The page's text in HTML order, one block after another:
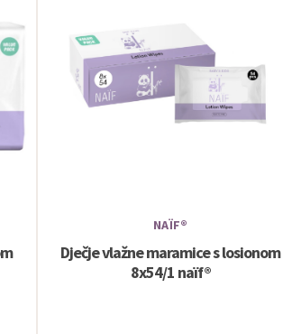
NAÏF®
Dječje vlažne maramice s losionom
8x54/1 naïf®